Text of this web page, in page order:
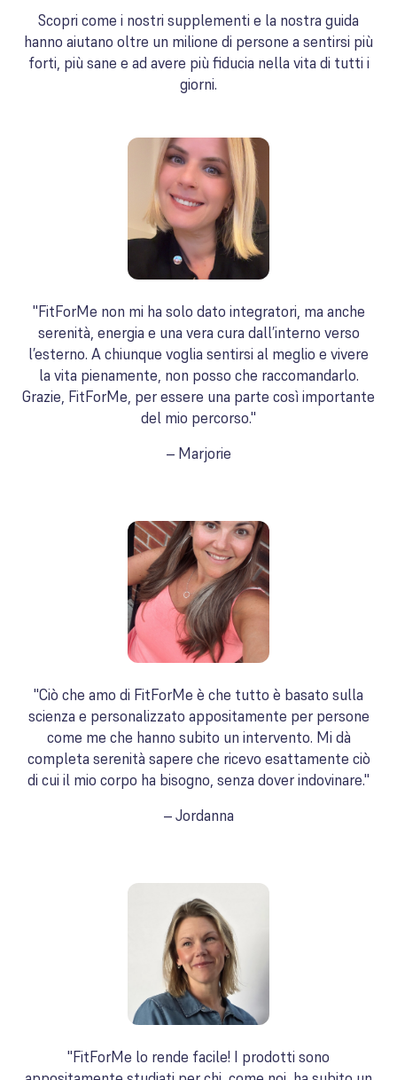
Scopri come i nostri supplementi e la nostra guida
hanno aiutano oltre un milione di persone a sentirsi più
forti, più sane e ad avere più fiducia nella vita di tutti i
giorni.
"FitForMe non mi ha solo dato integratori, ma anche
serenità, energia e una vera cura dall’interno verso
l’esterno. A chiunque voglia sentirsi al meglio e vivere
la vita pienamente, non posso che raccomandarlo.
Grazie, FitForMe, per essere una parte così importante
del mio percorso."
– Marjorie
"Ciò che amo di FitForMe è che tutto è basato sulla
scienza e personalizzato appositamente per persone
come me che hanno subito un intervento. Mi dà
completa serenità sapere che ricevo esattamente ciò
di cui il mio corpo ha bisogno, senza dover indovinare."
– Jordanna
"FitForMe lo rende facile! I prodotti sono